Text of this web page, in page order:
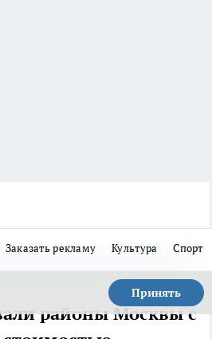
Заказать рекламу Культура Спорт
Принять
районы Москвы с